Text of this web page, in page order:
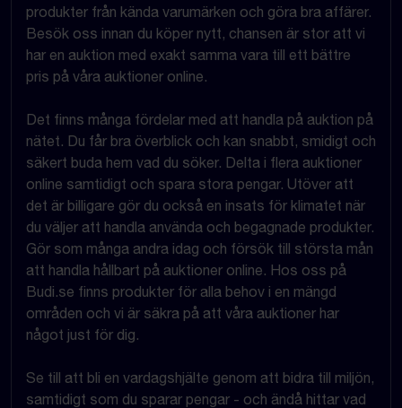
produkter från kända varumärken och göra bra affärer.
Besök oss innan du köper nytt, chansen är stor att vi
har en auktion med exakt samma vara till ett bättre
pris på våra auktioner online.
Det finns många fördelar med att handla på auktion på
nätet. Du får bra överblick och kan snabbt, smidigt och
säkert buda hem vad du söker. Delta i flera auktioner
online samtidigt och spara stora pengar. Utöver att
det är billigare gör du också en insats för klimatet när
du väljer att handla använda och begagnade produkter.
Gör som många andra idag och försök till största mån
att handla hållbart på auktioner online. Hos oss på
Budi.se finns produkter för alla behov i en mängd
områden och vi är säkra på att våra auktioner har
något just för dig.
Se till att bli en vardagshjälte genom att bidra till miljön,
samtidigt som du sparar pengar - och ändå hittar vad